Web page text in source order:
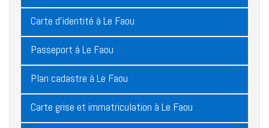
Carte d'identité à Le Faou
Passeport à Le Faou
Plan cadastre à Le Faou
Carte grise et immatriculation à Le Faou